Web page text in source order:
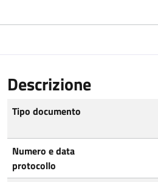
Descrizione
Tipo documento
Numero e data
protocollo